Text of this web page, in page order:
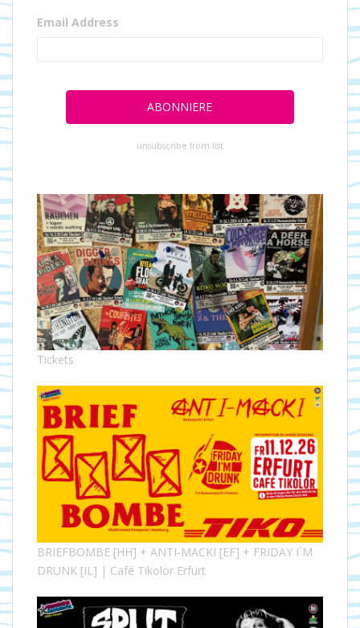
Email Address
unsubscribe from list
Tickets
BRIEFBOMBE [HH] + ANTI-MACKI [EF] + FRIDAY I´M
DRUNK [IL] | Café Tikolor Erfurt